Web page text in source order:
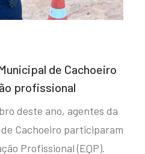
de Cachoeiro
profissional
deste ano, agentes da
Cachoeiro participaram
Profissional (EQP).